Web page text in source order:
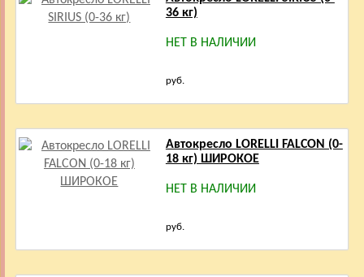
36 кг)
НЕТ В НАЛИЧИИ
руб.
Автокресло LORELLI FALCON (0-
18 кг) ШИРОКОЕ
НЕТ В НАЛИЧИИ
руб.